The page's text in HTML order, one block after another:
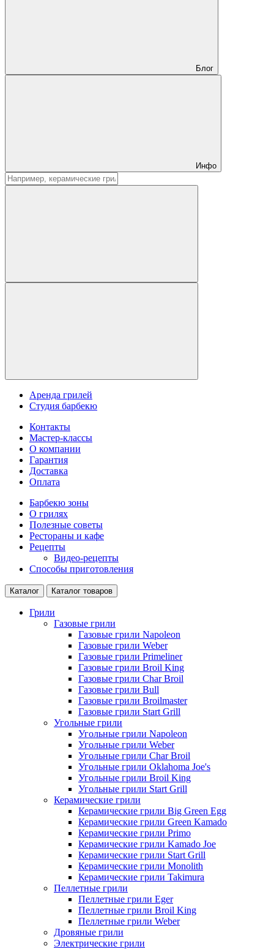
Блог
Инфо
Аренда грилей
Студия барбекю
Контакты
Мастер-классы
О компании
Гарантия
Доставка
Оплата
Барбекю зоны
О грилях
Полезные советы
Рестораны и кафе
Рецепты
Видео-рецепты
Способы приготовления
Каталог Каталог товаров
Грили
Газовые грили
Газовые грили Napoleon
Газовые грили Weber
Газовые грили Primeliner
Газовые грили Broil King
Газовые грили Char Broil
Газовые грили Bull
Газовые грили Broilmaster
Газовые грили Start Grill
Угольные грили
Угольные грили Napoleon
Угольные грили Weber
Угольные грили Char Broil
Угольные грили Oklahoma Joe's
Угольные грили Broil King
Угольные грили Start Grill
Керамические грили
Керамические грили Big Green Egg
Керамические грили Green Kamado
Керамические грили Primo
Керамические грили Kamado Joe
Керамические грили Start Grill
Керамические грили Monolith
Керамические грили Takimura
Пеллетные грили
Пеллетные грили Eger
Пеллетные грили Broil King
Пеллетные грили Weber
Дровяные грили
Электрические грили